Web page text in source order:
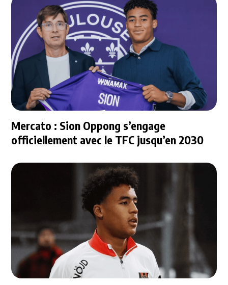
Mercato : Sion Oppong s’engage
officiellement avec le TFC jusqu’en 2030